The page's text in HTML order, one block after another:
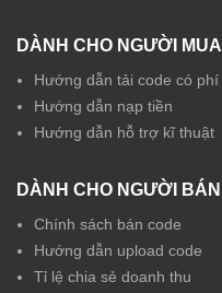
DÀNH CHO NGƯỜI MUA
Hướng dẫn tải code có phí
Hướng dẫn nạp tiền
Hướng dẫn hỗ trợ kĩ thuật
DÀNH CHO NGƯỜI BÁN
Chính sách bán code
Hướng dẫn upload code
Tỉ lệ chia sẻ doanh thu